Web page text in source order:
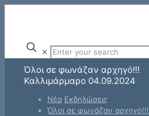
✕
Όλοι σε φωνάζαν αρχηγό!!!
Καλλιμάρμαρο 04.09.2024
Νέα Εκδηλώσεις
Όλοι σε φωνάζαν αρχηγό!!!